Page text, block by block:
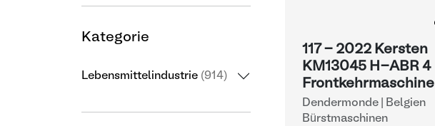
Kategorie
Lebensmittelindustrie (914)
117 - 2022 Kersten
KM13045 H-ABR 4
Frontkehrmaschine
Dendermonde | Belgien
Bürstmaschinen